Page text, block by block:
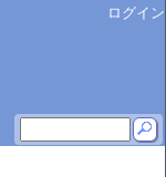
ログイン